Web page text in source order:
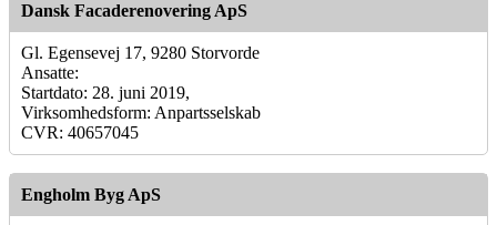
Dansk Facaderenovering ApS
Gl. Egensevej 17, 9280 Storvorde
Ansatte:
Startdato: 28. juni 2019,
Virksomhedsform: Anpartsselskab
CVR: 40657045
Engholm Byg ApS